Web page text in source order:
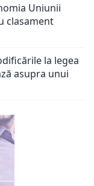
Uniunii
clasament
la legea
asupra unui